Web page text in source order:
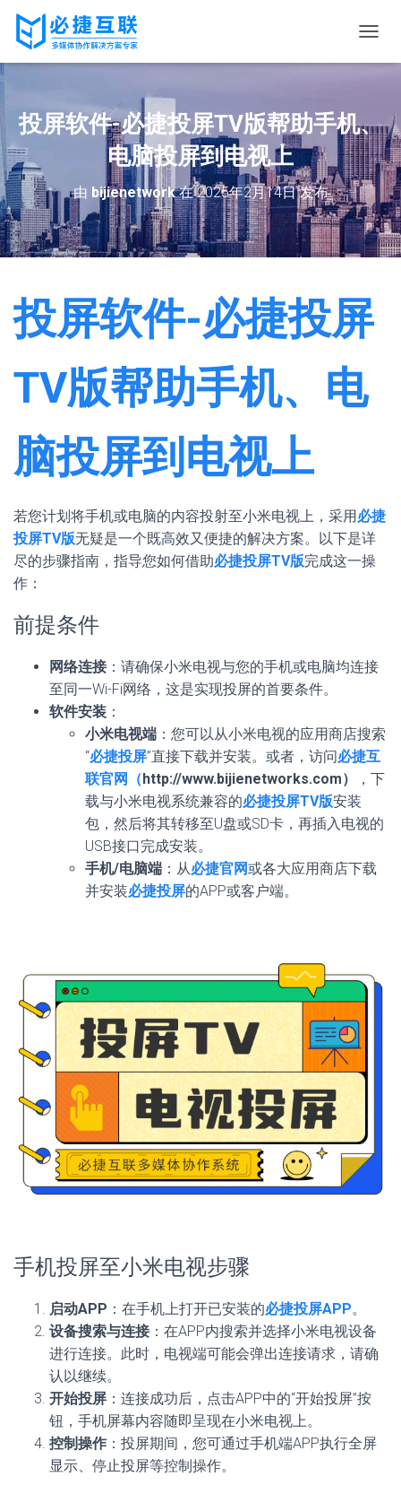
换
投屏软件-必捷投屏TV版帮助手机、
电脑投屏到电视上
由 bijienetwork在2025年2月14日发布
投屏软件-必捷投屏
TV版帮助手机、电
脑投屏到电视上
若您计划将手机或电脑的内容投射至小米电视上，采用必捷
投屏TV版无疑是一个既高效又便捷的解决方案。以下是详
尽的步骤指南，指导您如何借助必捷投屏TV版完成这一操
作：
前提条件
网络连接：请确保小米电视与您的手机或电脑均连接
至同一Wi-Fi网络，这是实现投屏的首要条件。
软件安装 ：
小米电视端 ：您可以从小米电视的应用商店搜索
“必捷投屏”直接下载并安装。或者，访问必捷互
联官网（http://www.bijienetworks.com）
，下
载与小米电视系统兼容的必捷投屏TV版安装
包，然后将其转移至U盘或SD卡，再插入电视的
USB接口完成安装。
手机/电脑端 ：从必捷官网或各大应用商店下载
并安装必捷投屏的APP或客户端。
手机投屏至小米电视步骤
启动APP ：在手机上打开已安装的必捷投屏APP。
设备搜索与连接：在APP内搜索并选择小米电视设备
进行连接。此时，电视端可能会弹出连接请求，请确
认以继续。
开始投屏 ：连接成功后，点击APP中的“开始投屏”按
钮，手机屏幕内容随即呈现在小米电视上。
控制操作 ：投屏期间，您可通过手机端APP执行全屏
显示、停止投屏等控制操作。